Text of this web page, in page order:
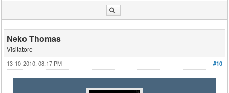
Neko Thomas
Visitatore
#10
13-10-2010, 08:17 PM